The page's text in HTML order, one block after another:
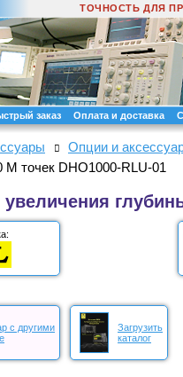
ТОЧНОСТЬ ДЛЯ
заказ Оплата и доставка
Опции и
М точек DHO1000-RLU-01
с другими
Загрузить
каталог